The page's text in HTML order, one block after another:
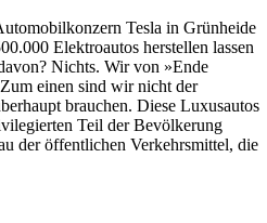
Tesla in Grünheide
Elektroautos herstellen lassen
Nichts. Wir von »Ende
einen sind wir nicht der
brauchen. Diese Luxusautos
Teil der Bevölkerung
der öffentlichen Verkehrsmittel, die